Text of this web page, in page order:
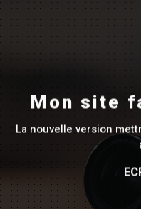
Mon site
La nouvelle version